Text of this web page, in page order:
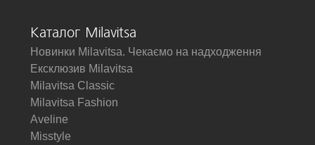
Каталог Milavitsa
Новинки Milavitsa. Чекаємо на надходження
Ексклюзив Milavitsa
Milavitsa Classic
Milavitsa Fashion
Aveline
Misstyle